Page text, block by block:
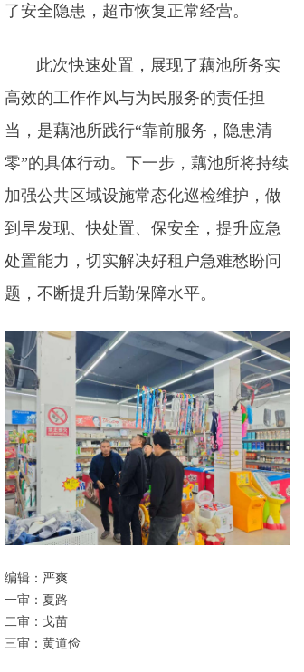
了安全隐患，超市恢复正常经营。
此次快速处置，展现了藕池所务实
高效的工作作风与为民服务的责任担
当，是藕池所践行“靠前服务，隐患清
零”的具体行动。下一步，藕池所将持续
加强公共区域设施常态化巡检维护，做
到早发现、快处置、保安全，提升应急
处置能力，切实解决好租户急难愁盼问
题，不断提升后勤保障水平。
编辑：严爽
一审：夏路
二审：戈苗
三审：黄道俭